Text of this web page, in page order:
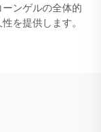
ンゲルの全体的
を提供します。